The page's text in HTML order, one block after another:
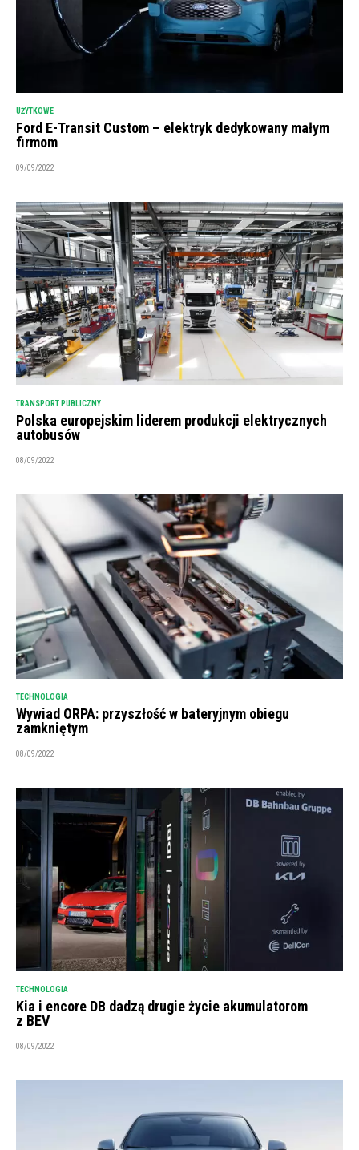
UŻYTKOWE
Ford E-Transit Custom – elektryk dedykowany małym
firmom
09/09/2022
TRANSPORT PUBLICZNY
Polska europejskim liderem produkcji elektrycznych
autobusów
08/09/2022
TECHNOLOGIA
Wywiad ORPA: przyszłość w bateryjnym obiegu
zamkniętym
08/09/2022
TECHNOLOGIA
Kia i encore DB dadzą drugie życie akumulatorom
z BEV
08/09/2022